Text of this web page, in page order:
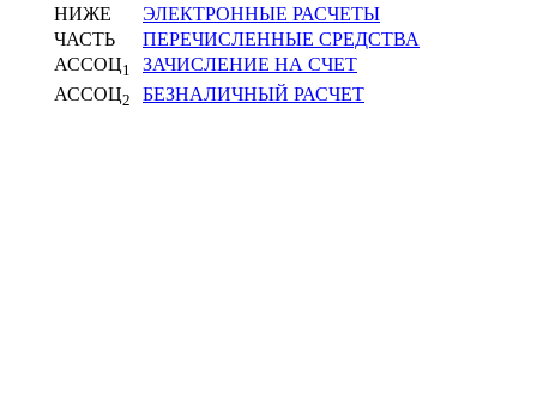
НИЖЕ
ЭЛЕКТРОННЫЕ РАСЧЕТЫ
ЧАСТЬ
ПЕРЕЧИСЛЕННЫЕ СРЕДСТВА
АССОЦ1
ЗАЧИСЛЕНИЕ НА СЧЕТ
АССОЦ2 БЕЗНАЛИЧНЫЙ РАСЧЕТ